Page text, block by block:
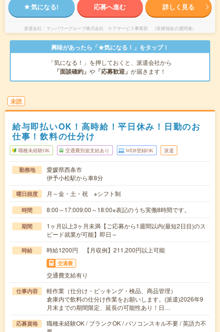
気になる! 応募へ進む 詳しく見る
派遣会社 マンパワーグループ株式会社 ケアサービス事業部 （医療福祉介護関連）
興味があったら「★気になる！」をタップ！
「気になる！」を押しておくと、派遣会社から
「面談確約」 や 「応募歓迎」 が届きます！
未読
給与即払いOK！高時給！平日休み！日勤のお
仕事！飲料の仕分け
職種未経験OK 交通費別途支給あり WEB登録OK 派遣
勤務地
愛媛県西条市
伊予小松駅から車8分
曜日頻度 月～金・土・祝 ※シフト制
時間 8:00～17:009:00～18:00※表記のうち実働8時間です。
期間
1ヶ月以上3ヶ月未満【ご応募から1週間以内(最短2日目)のス
ピード就業が可能】即日～
時給 時給1200円 【月収例】211,200円以上可能
交通費
交通費支給有り
仕事内容
軽作業（仕分け・ピッキング・検品、商品管理）
倉庫内で飲料の仕分け作業をお願いします。(派遣)2026年9
月末までの期間限定、延長の可能性あり！日…
応募資格
職種未経験OK / ブランクOK / パソコンスキル不要 / 英語力不